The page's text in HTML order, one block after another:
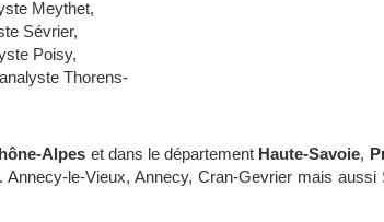
Meythet,
Sévrier,
Poisy,
Thorens-
Alpes et dans le département Haute-Savoie,
Annecy-le-Vieux, Annecy, Cran-Gevrier mais